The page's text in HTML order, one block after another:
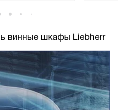
винные шкафы Liebherr